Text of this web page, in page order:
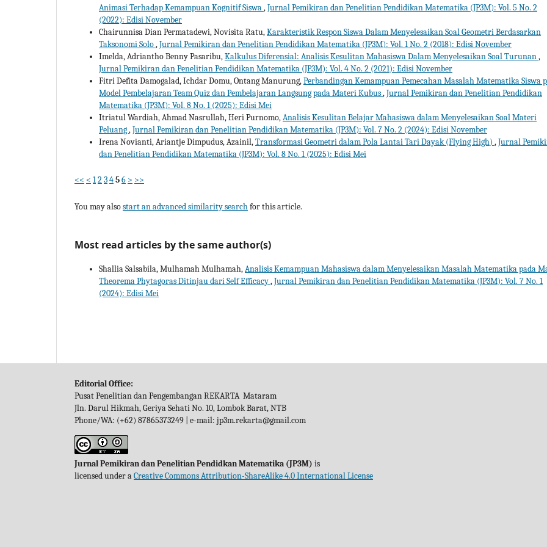
Animasi Terhadap Kemampuan Kognitif Siswa,Jurnal Pemikiran dan Penelitian Pendidikan Matematika (JP3M): Vol. 5 No. 2
(2022): Edisi November
Chairunnisa Dian Permatadewi, Novisita Ratu,Karakteristik Respon Siswa Dalam Menyelesaikan Soal Geometri Berdasarkan
Taksonomi Solo,Jurnal Pemikiran dan Penelitian Pendidikan Matematika (JP3M): Vol. 1 No. 2 (2018): Edisi November
Imelda, Adriantho Benny Pasaribu,Kalkulus Diferensial: Analisis Kesulitan Mahasiswa Dalam Menyelesaikan Soal Turunan,
Jurnal Pemikiran dan Penelitian Pendidikan Matematika (JP3M): Vol. 4 No. 2 (2021): Edisi November
Fitri Defita Damogalad, Ichdar Domu, Ontang Manurung,Perbandingan Kemampuan Pemecahan Masalah Matematika Siswa
Model Pembelajaran Team Quiz dan Pembelajaran Langsung pada Materi Kubus,Jurnal Pemikiran dan Penelitian Pendidikan
Matematika (JP3M): Vol. 8 No. 1 (2025): Edisi Mei
Itriatul Wardiah, Ahmad Nasrullah, Heri Purnomo,Analisis Kesulitan Belajar Mahasiswa dalam Menyelesaikan Soal Materi
Peluang,Jurnal Pemikiran dan Penelitian Pendidikan Matematika (JP3M): Vol. 7 No. 2 (2024): Edisi November
Irena Novianti, Ariantje Dimpudus, Azainil,Transformasi Geometri dalam Pola Lantai Tari Dayak (Flying High) ,Jurnal
dan Penelitian Pendidikan Matematika (JP3M): Vol. 8 No. 1 (2025): Edisi Mei
<< < 123456 > >>
You may alsostart an advanced similarity searchfor this article.
Most read articles by the same author(s)
Shallia Salsabila, Mulhamah Mulhamah,Analisis Kemampuan Mahasiswa dalam Menyelesaikan Masalah Matematika pada
Theorema Phytagoras Ditinjau dari Self Efficacy,Jurnal Pemikiran dan Penelitian Pendidikan Matematika (JP3M): Vol. 7 No. 1
(2024): Edisi Mei
Editorial Office:
Pusat Penelitian dan Pengembangan REKARTA Mataram
Jln. Darul Hikmah, Geriya Sehati No. 10, Lombok Barat, NTB
Phone/WA: (+62) 87865373249 | e-mail: jp3m.rekarta@gmail.com
Jurnal Pemikiran dan Penelitian Pendidkan Matematika (JP3M) is
licensed under aCreative Commons Attribution-ShareAlike 4.0 International License